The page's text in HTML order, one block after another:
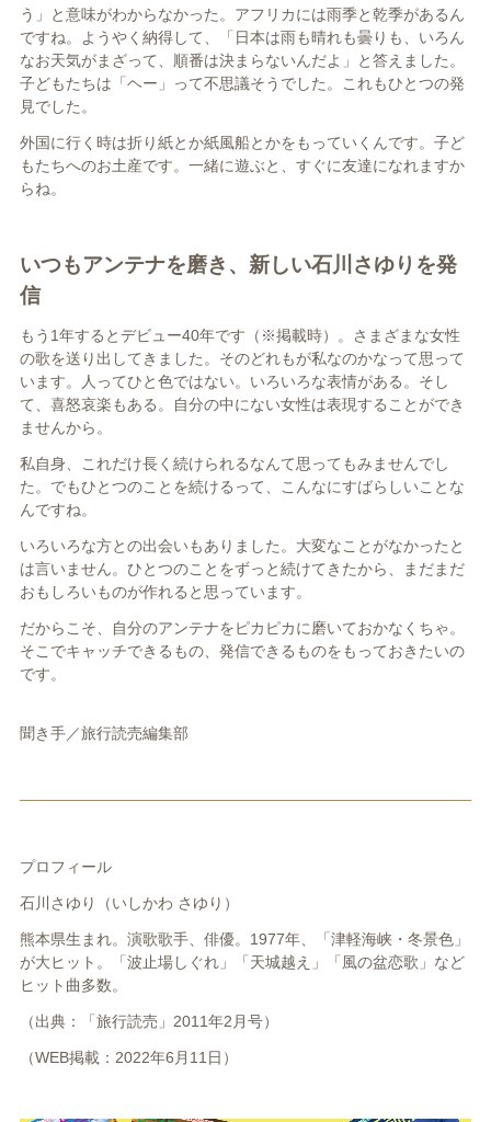
う」と意味がわからなかった。アフリカには雨季と乾季があるん
ですね。ようやく納得して、「日本は雨も晴れも曇りも、いろん
なお天気がまざって、順番は決まらないんだよ」と答えました。
子どもたちは「ヘー」って不思議そうでした。これもひとつの発
見でした。
外国に行く時は折り紙とか紙風船とかをもっていくんです。子ど
もたちへのお土産です。一緒に遊ぶと、すぐに友達になれますか
らね。
いつもアンテナを磨き、新しい石川さゆりを発
信
もう1年するとデビュー40年です（※掲載時）。さまざまな女性
の歌を送り出してきました。そのどれもが私なのかなって思って
います。人ってひと色ではない。いろいろな表情がある。そし
て、喜怒哀楽もある。自分の中にない女性は表現することができ
ませんから。
私自身、これだけ長く続けられるなんて思ってもみませんでし
た。でもひとつのことを続けるって、こんなにすばらしいことな
んですね。
いろいろな方との出会いもありました。大変なことがなかったと
は言いません。ひとつのことをずっと続けてきたから、まだまだ
おもしろいものが作れると思っています。
だからこそ、自分のアンテナをピカピカに磨いておかなくちゃ。
そこでキャッチできるもの、発信できるものをもっておきたいの
です。
聞き手／旅行読売編集部
プロフィール
石川さゆり（いしかわ さゆり）
熊本県生まれ。演歌歌手、俳優。1977年、「津軽海峡・冬景色」
が大ヒット。「波止場しぐれ」「天城越え」「風の盆恋歌」など
ヒット曲多数。
（出典：「旅行読売」 2011年2 月号）
（WEB掲載： 2022年6 月11日）